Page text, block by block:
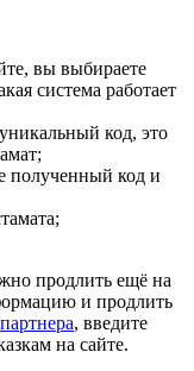
вы выбираете
система работает
код, это
полученный код и
продлить ещё на
и продлить
партнера, введите
на сайте.